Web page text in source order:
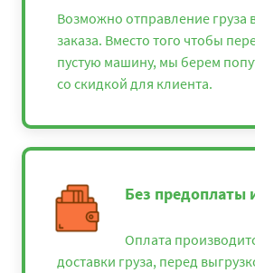
Возможно отправление груза
заказа. Вместо того чтобы
пустую машину, мы берем
со скидкой для клиента.
Без предоплаты
Оплата
доставки груза, перед